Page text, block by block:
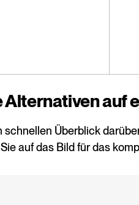
Alternativen auf
Überblick
auf das Bild für das